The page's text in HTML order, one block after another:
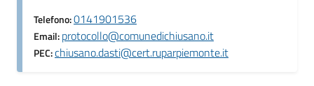
Telefono:0141901536
Email:protocollo@comunedichiusano.it
PEC:chiusano.dasti@cert.ruparpiemonte.it